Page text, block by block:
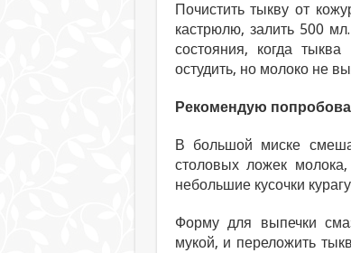
Почистить тыкву от
кастрюлю, залить 500
состояния, когда
остудить, но молоко не
Рекомендую
В большой миске
столовых ложек
небольшие кусочки
Форму для выпечки
мукой, и переложить